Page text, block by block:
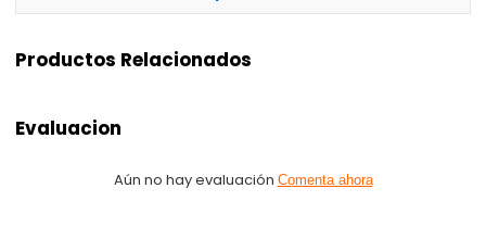
Productos Relacionados
Evaluacion
Aún no hay evaluación Comenta ahora